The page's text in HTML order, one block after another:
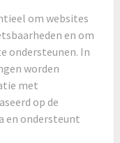
om websites
en om
ondersteunen. In
worden
met
op de
en ondersteunt